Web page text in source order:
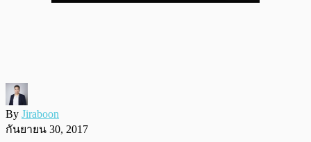
By Jiraboon
กันยายน 30, 2017